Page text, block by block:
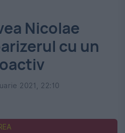
Nicolae
cu un
2021, 22:10